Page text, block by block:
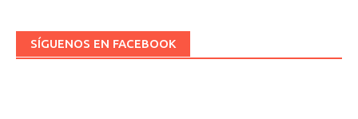
SÍGUENOS EN FACEBOOK